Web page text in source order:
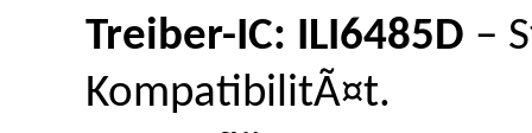
Treiber-IC: ILI6485D –
KompatibilitÃ¤t.